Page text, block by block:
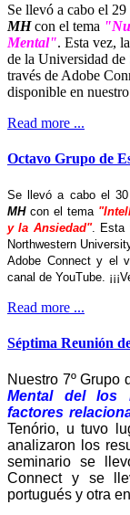
Se llevó a cabo el
MHcon el tema
Mental". Esta vez,
de la Universidad de
través de Adobe
disponible en
Read more ...
Octavo Grupo de
Se llevó a cabo el
MHcon el tema
y la Ansiedad". Esta
Northwestern
Adobe Connect y el
canal de YouTube.
Read more ...
Séptima Reunión
Nuestro 7º Grupo
Mental del los
factores
Tenório, u tuvo
analizaron los
seminario se
Connect y se
portugués y otra